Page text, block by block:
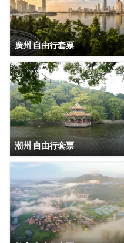
廣州 自由行套票
潮州 自由行套票